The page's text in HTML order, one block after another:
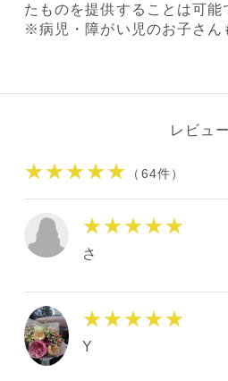
たものを提供することは可能
※病児・障がい児のお子さん
レビュー
★★★★★ （64件）
★★★★★
さ
★★★★★
Y